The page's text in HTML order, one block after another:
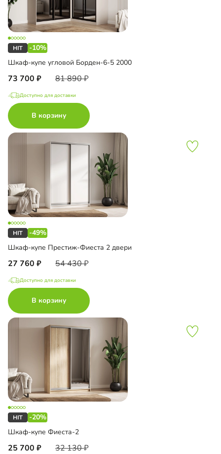
-10%
Шкаф-купе угловой Борден-6-5 2000
73 700 81 890
Доступно для доставки
В корзину
-49%
Шкаф-купе Престиж-Фиеста 2 двери
27 760 54 430
Доступно для доставки
В корзину
-20%
Шкаф-купе Фиеста-2
25 700 32 130